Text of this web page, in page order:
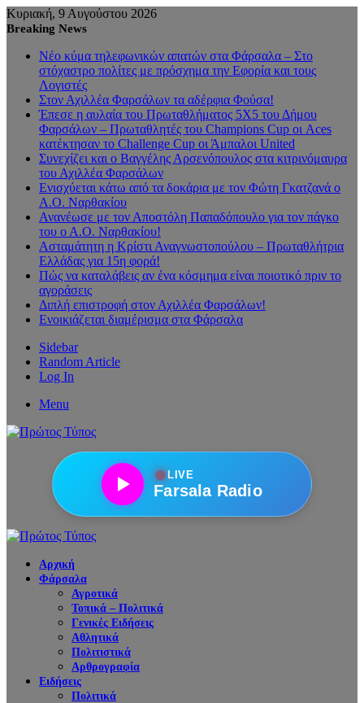
Κυριακή, 9 Αυγούστου 2026
Breaking News
Νέο κύμα τηλεφωνικών απατών στα Φάρσαλα – Στο
στόχαστρο πολίτες με πρόσχημα την Εφορία και τους
Λογιστές
Στον Αχιλλέα Φαρσάλων τα αδέρφια Φούσα!
Έπεσε η αυλαία του Πρωταθλήματος 5Χ5 του Δήμου
Φαρσάλων – Πρωταθλητές του Champions Cup οι Aces
κατέκτησαν το Challenge Cup οι Άμπαλοι United
Συνεχίζει και ο Βαγγέλης Αρσενόπουλος στα κιτρινόμαυρα
του Αχιλλέα Φαρσάλων
Ενισχύεται κάτω από τα δοκάρια με τον Φώτη Γκατζανά ο
Α.Ο. Ναρθακίου
Ανανέωσε με τον Αποστόλη Παπαδόπουλο για τον πάγκο
του ο Α.Ο. Ναρθακίου!
Ασταμάτητη η Κρίστι Αναγνωστοπούλου – Πρωταθλήτρια
Ελλάδας για 15η φορά!
Πώς να καταλάβεις αν ένα κόσμημα είναι ποιοτικό πριν το
αγοράσεις
Διπλή επιστροφή στον Αχιλλέα Φαρσάλων!
Ενοικιάζεται διαμέρισμα στα Φάρσαλα
Sidebar
Random Article
Log In
Menu
●LIVE
Farsala Radio
Αρχική
Φάρσαλα
Αγροτικά
Τοπικά – Πολιτικά
Γενικές Ειδήσεις
Αθλητικά
Πολιτιστικά
Αρθρογραφία
Ειδήσεις
Πολιτικά